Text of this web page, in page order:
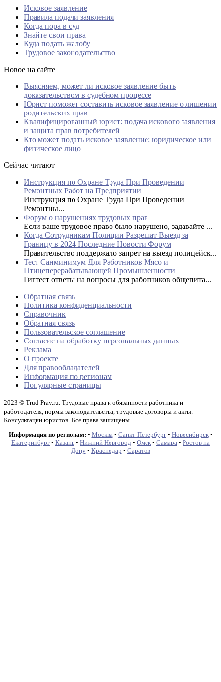
Исковое заявление
Правила подачи заявления
Когда пора в суд
Знайте свои права
Куда подать жалобу
Трудовое законодательство
Новое на сайте
Выясняем, может ли исковое заявление быть
доказательством в судебном процессе
Юрист поможет составить исковое заявление о лишении
родительских прав
Квалифицированный юрист: подача искового заявления
и защита прав потребителей
Кто может подать исковое заявление: юридическое или
физическое лицо
Сейчас читают
Инструкция по Охране Труда При Проведении
Ремонтных Работ на Предприятии
Инструкция по Охране Труда При Проведении
Ремонтны...
Форум о нарушениях трудовых прав
Если ваше трудовое право было нарушено, задавайте ...
Когда Сотрудникам Полиции Разрешат Выезд за
Границу в 2024 Последние Новости Форум
Правительство поддержало запрет на выезд полицейск...
Тест Санминимум Для Работников Мясо и
Птицеперерабатывающей Промышленности
Гигтест ответы на вопросы для работников общепита...
Обратная связь
Политика конфиденциальности
Справочник
Обратная связь
Пользовательское соглашение
Согласие на обработку персональных данных
Реклама
О проекте
Для правообладателей
Информация по регионам
Популярные страницы
2023 © Trud-Prav.ru. Трудовые права и обязанности работника и
работодателя, нормы законодательства, трудовые договоры и акты.
Консультации юристов. Все права защищены.
Информация по регионам: • Москва• Санкт-Петербург• Новосибирск•
Екатеринбург • Казань • Нижний Новгород • Омск • Самара • Ростов на
Дону• Краснодар • Саратов